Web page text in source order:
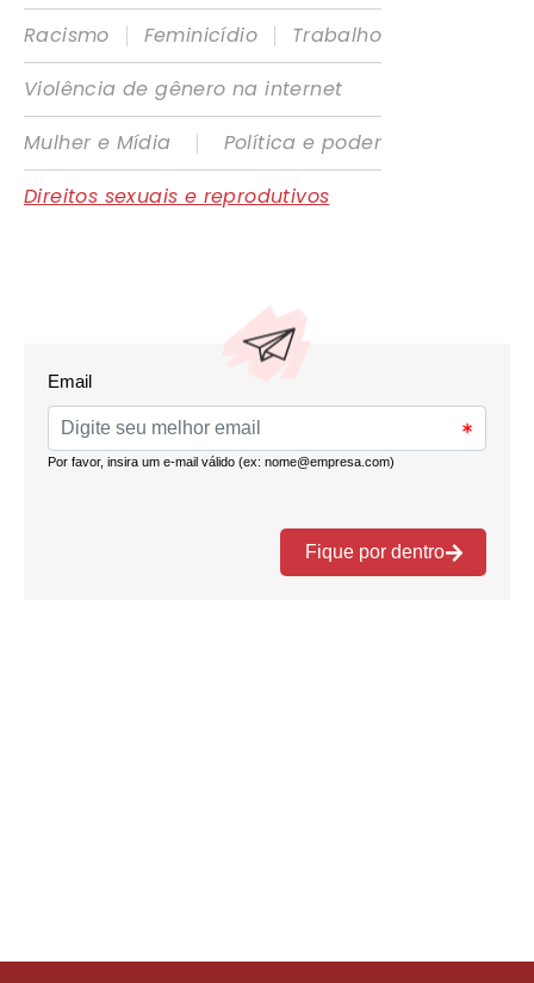
Racismo
| Feminicídio |
Trabalho
Violência de gênero na internet
Mulher e Mídia
|
Política e poder
Direitos sexuais e reprodutivos